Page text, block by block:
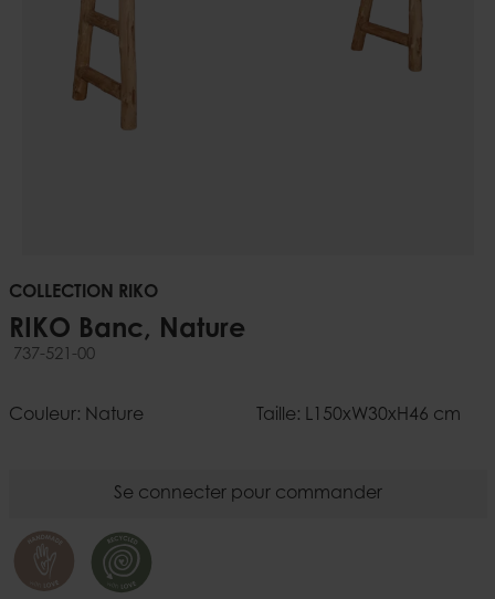
COLLECTION RIKO
RIKO Banc, Nature
737-521-00
Couleur: Nature Taille: L150xW30xH46 cm
Se connecter pour commander